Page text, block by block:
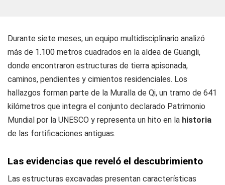
Durante siete meses, un equipo multidisciplinario analizó
más de 1.100 metros cuadrados en la aldea de Guangli,
donde encontraron estructuras de tierra apisonada,
caminos, pendientes y cimientos residenciales. Los
hallazgos forman parte de la Muralla de Qi, un tramo de 641
kilómetros que integra el conjunto declarado Patrimonio
Mundial por la UNESCO y representa un hito en la historia
de las fortificaciones antiguas.
Las evidencias que reveló el descubrimiento
Las estructuras excavadas presentan características